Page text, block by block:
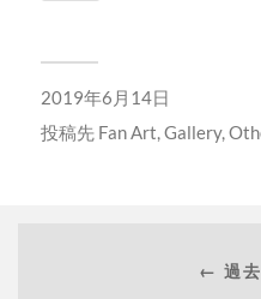
2019年6月14日
投稿先 Fan Art Gallery,
← 過去